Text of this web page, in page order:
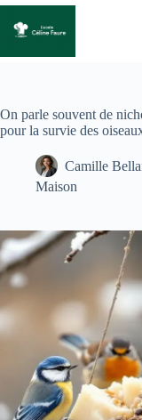
Passer
contenu
On parle souvent de
pour la survie des
Camille
Maison